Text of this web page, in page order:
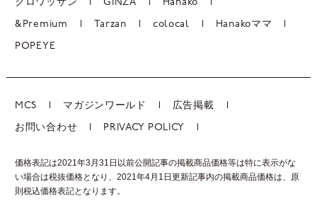
クロワッサン GINZA Hanako
&Premium Tarzan colocal Hanakoママ
POPEYE
MCS マガジンワールド 広告掲載
お問い合わせ PRIVACY POLICY
価格表記は2021年3月31日以前公開記事の掲載商品価格等は特に表示がな
い場合は税抜価格となり、2021年4月1日更新記事内の掲載商品価格は、 原
則税込価格表記となります。